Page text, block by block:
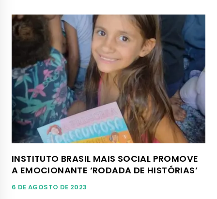
INSTITUTO BRASIL MAIS SOCIAL PROMOVE
A EMOCIONANTE ‘RODADA DE HISTÓRIAS’
6 DE AGOSTO DE 2023